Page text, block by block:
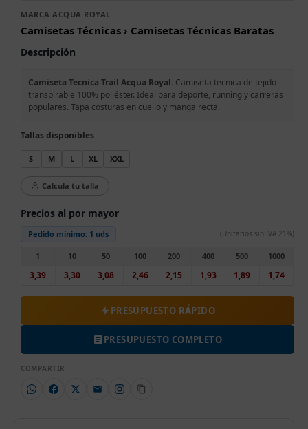
MARCA ACQUA ROYAL
Camisetas Técnicas › Camisetas Técnicas Baratas
Descripción
Camiseta Tecnica Trail Acqua Royal. Camiseta técnica de tejido
transpirable 100% poliéster. Ideal para deporte, running y carreras
populares. Tapa costuras en cuello y manga recta.
Tallas disponibles
S M L XL XXL
Calcula tu talla
Precios al por mayor
Pedido mínimo: 1 uds (Unitarios sin IVA 21%)
1
3,39
10
3,30
50
3,08
100
2,46
200
2,15
400
1,93
500
1,89
1000
1,74
PRESUPUESTO RÁPIDO
PRESUPUESTO COMPLETO
COMPARTIR